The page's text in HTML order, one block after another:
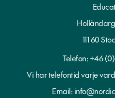
111 60
Telefon:+46
Vi har telefontid varje
Email: